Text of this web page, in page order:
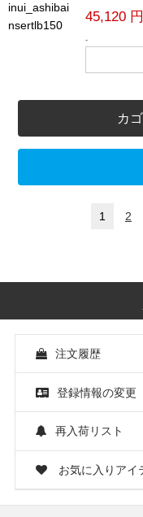
inui_ashibai
nsertlb150
45,120 円
-
カ
1 2
注文履歴
登録情報の変更
再入荷リスト
お気に入りアイ